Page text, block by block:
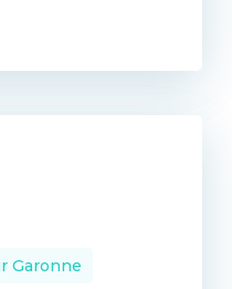
Garonne